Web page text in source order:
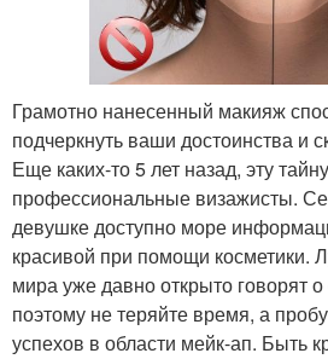
Грамотно нанесенный макияж
подчеркнуть ваши достоинства и
Еще каких-то 5 лет назад, эту
профессиональные визажисты.
девушке доступно море
красивой при помощи косметики.
мира уже давно открыто говорят о
поэтому не теряйте время, а
успехов в области мейк-ап. Быть